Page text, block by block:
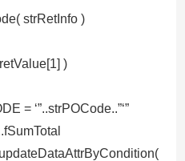
strRetInfo )
)
= ‘”..strPOCode..”‘”